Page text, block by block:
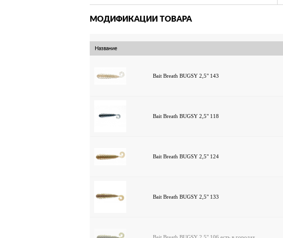
МОДИФИКАЦИИ ТОВАРА
Название
Bait Breath BUGSY 2,5" 143
Bait Breath BUGSY 2,5" 118
Bait Breath BUGSY 2,5" 124
Bait Breath BUGSY 2,5" 133